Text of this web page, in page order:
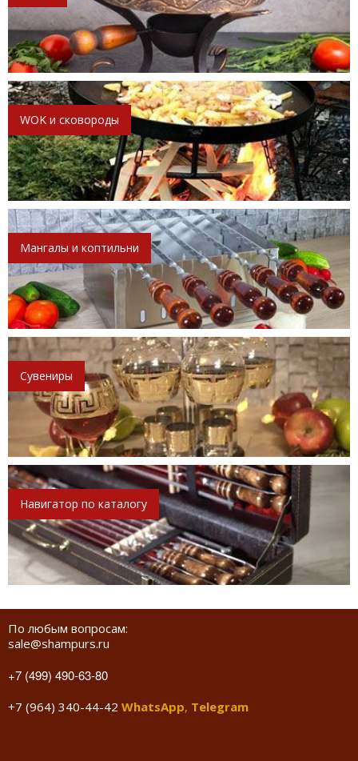
WOK и сковороды
Мангалы и коптильни
Сувениры
Навигатор по каталогу
По любым вопросам:
sale@shampurs.ru
+7 (499) 490-63-80
+7 (964) 340-44-42 WhatsApp, Telegram